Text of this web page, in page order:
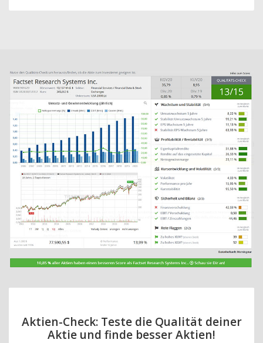
Aktien-Check: Teste die Qualität deiner
Aktie und finde besser Aktien!